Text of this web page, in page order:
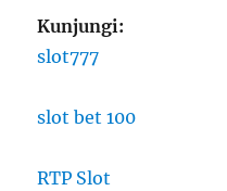
Kunjungi:
slot777
slot bet 100
RTP Slot